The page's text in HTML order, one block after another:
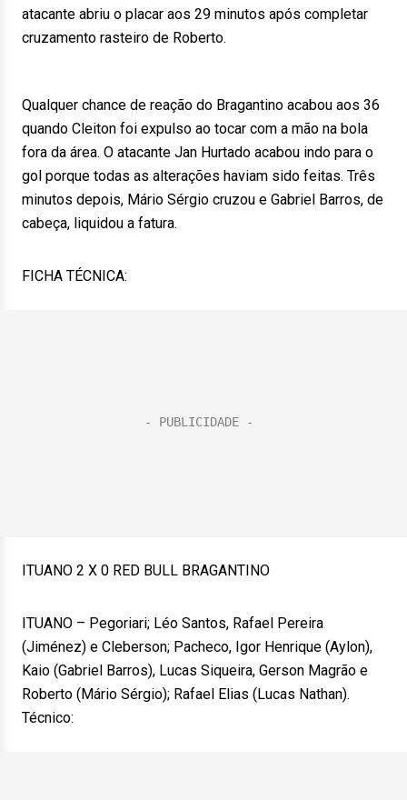
atacante abriu o placar aos 29 minutos após completar
cruzamento rasteiro de Roberto.
Qualquer chance de reação do Bragantino acabou aos 36
quando Cleiton foi expulso ao tocar com a mão na bola
fora da área. O atacante Jan Hurtado acabou indo para o
gol porque todas as alterações haviam sido feitas. Três
minutos depois, Mário Sérgio cruzou e Gabriel Barros, de
cabeça, liquidou a fatura.
FICHA TÉCNICA:
ITUANO 2 X 0 RED BULL BRAGANTINO
ITUANO – Pegoriari; Léo Santos, Rafael Pereira
(Jiménez) e Cleberson; Pacheco, Igor Henrique (Aylon),
Kaio (Gabriel Barros), Lucas Siqueira, Gerson Magrão e
Roberto (Mário Sérgio); Rafael Elias (Lucas Nathan).
Técnico: